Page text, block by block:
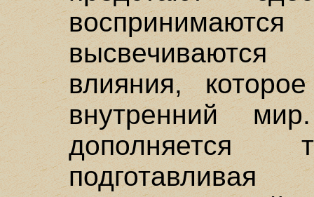
влияния,
внутренний
дополняется